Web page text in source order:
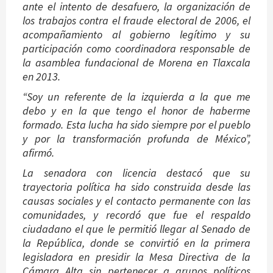
ante el intento de desafuero, la organización de
los trabajos contra el fraude electoral de 2006, el
acompañamiento al gobierno legítimo y su
participación como coordinadora responsable de
la asamblea fundacional de Morena en Tlaxcala
en 2013.
“Soy un referente de la izquierda a la que me
debo y en la que tengo el honor de haberme
formado. Esta lucha ha sido siempre por el pueblo
y por la transformación profunda de México”,
afirmó.
La senadora con licencia destacó que su
trayectoria política ha sido construida desde las
causas sociales y el contacto permanente con las
comunidades, y recordó que fue el respaldo
ciudadano el que le permitió llegar al Senado de
la República, donde se convirtió en la primera
legisladora en presidir la Mesa Directiva de la